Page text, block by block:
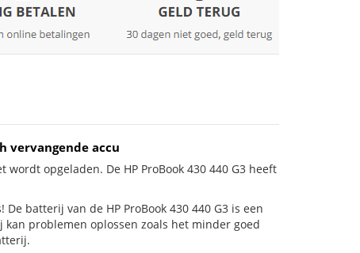
vervangende accu
opgeladen. De HP ProBook 430 440 G3 heeft
batterij van de HP ProBook 430 440 G3 is een
problemen oplossen zoals het minder goed